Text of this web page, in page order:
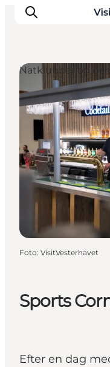
Inspiration
Destinationer
Oplevelser
Overnatning
Planlæg
Sports
Efter en dag
Natklubber og
Foto: VisitVesterhavet